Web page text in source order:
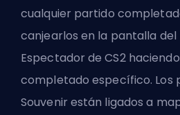
cualquier partido
canjearlos en la pantalla del
Espectador de CS2
completado específico. Los
Souvenir están ligados a